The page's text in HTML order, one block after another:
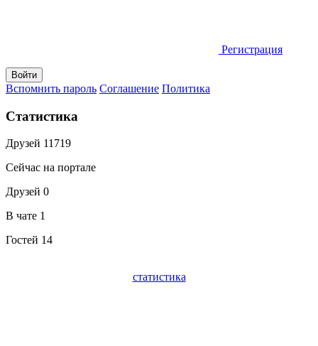
Регистрация
Вспомнить пароль Соглашение Политика
Статистика
Друзей 11719
Сейчас на портале
Друзей 0
В чате 1
Гостей 14
статистика